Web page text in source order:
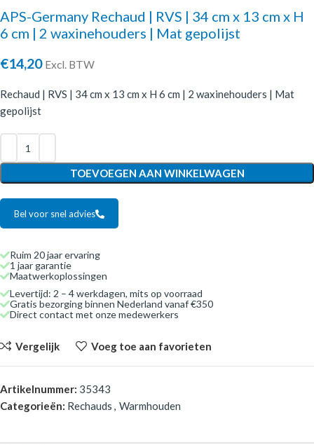
APS-Germany Rechaud | RVS | 34 cm x 13 cm x H
6 cm | 2 waxinehouders | Mat gepolijst
€14,20 Excl. BTW
Rechaud | RVS | 34 cm x 13 cm x H 6 cm | 2 waxinehouders | Mat
gepolijst
TOEVOEGEN AAN WINKELWAGEN
Bel voor snel advies
Ruim 20 jaar ervaring
1 jaar garantie
Maatwerkoplossingen
Levertijd: 2 – 4 werkdagen, mits op voorraad
Gratis bezorging binnen Nederland vanaf €350
Direct contact met onze medewerkers
Vergelijk Voeg toe aan favorieten
Artikelnummer: 35343
Categorieën: Rechauds , Warmhouden